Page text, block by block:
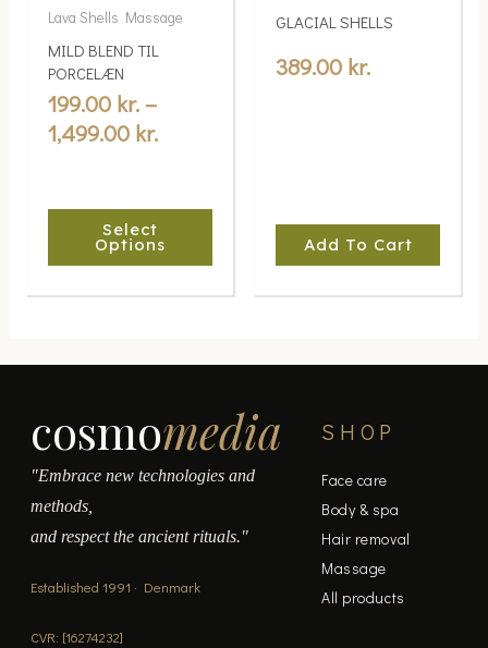
Lava Shells Massage
MILD BLEND TIL
PORCELÆN
199.00 kr. –
1,499.00 kr.
199.00 kr.
1,499.00 kr.
Select
Options
variants.
options
may
GLACIAL SHELLS
389.00 kr.
Add To Cart
cosmomedia
"Embrace new technologies and
methods,
and respect the ancient rituals."
Established 1991 · Denmark
CVR: [16274232]
SHOP
Face care
Body & spa
Hair removal
Massage
All products